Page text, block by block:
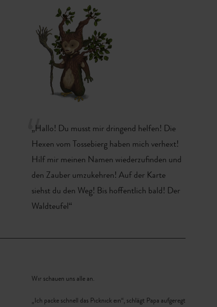
„Vielleicht ein dicker, silberner Fisch“, freut sich Mia
Ich greife blitzschnell ins Wasser: „Eine Flaschenpost!“
Mia zieht einen Brief aus der Flasche. Schnell springen wir
aus dem Bach und setzen uns ins Gras. Mama und Papa
stellen sich jetzt hinter meine Schwester. Sie sind auch
ganz neugierig. Mia öffnet den Brief und liest laut vor:
„Hallo! Du musst mir dringend helfen! Die
Hexen vom Tossebierg haben mich verhext!
Hilf mir meinen Namen wiederzufinden und
den Zauber umzukehren! Auf der Karte
siehst du den Weg! Bis hoffentlich bald! Der
Waldteufel“
Wir schauen uns alle an.
„Ich packe schnell das Picknick ein“, schlägt Papa aufgeregt